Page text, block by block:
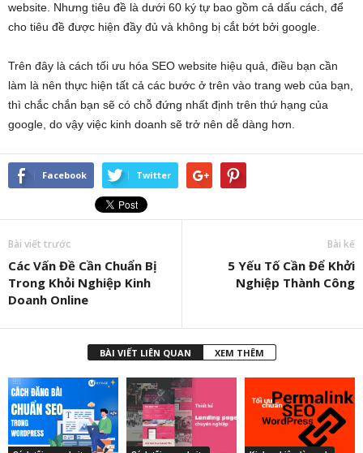
website. Nhưng tiêu đề là dưới 60 ký tự bao gồm cả dấu cách, để
cho tiêu đề được hiện đầy đủ và không bị cắt bớt bởi google.
Trên đây là cách tối ưu hóa SEO website hiệu quả, điều bạn cần
làm là nên thực hiện tất cả các bước ở trên vào trang web của bạn,
thì chắc chắn bạn sẽ có chỗ đứng nhất định trên thứ hạng của
google, do vậy việc kinh doanh sẽ trở nên dễ dàng hơn.
Facebook Twitter
Bài viết trước
Các Vấn Đề Cần Chuẩn Bị
Trong Khỏi Nghiệp Kinh
Doanh Online
Bài kế
5 Yếu Tố Cần Để Khởi
Nghiệp Thành Công
BÀI VIẾT LIÊN QUAN XEM THÊM